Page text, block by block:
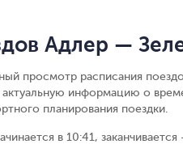
Адлер —
просмотр расписания
информацию о
планирования поездки.
в 10:41,